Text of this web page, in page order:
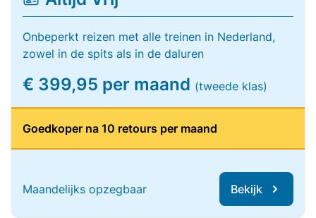
Onbeperkt reizen met alle treinen in Nederland,
zowel in de spits als in de daluren
€ 399,95 per maand (tweede klas)
Goedkoper na 10 retours per maand
Maandelijks opzegbaar Bekijk